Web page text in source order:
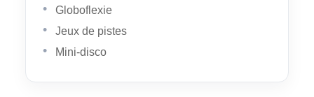
Globoflexie
Jeux de pistes
Mini-disco